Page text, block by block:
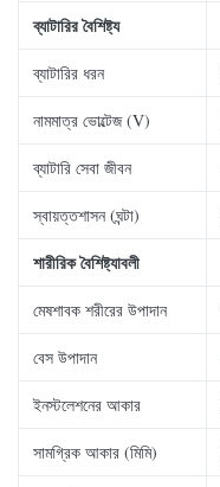
ব্যাটারির বৈশিষ্ট্য
ব্যাটারির ধরন
নামমাত্র ভোল্টেজ (V)
ব্যাটারি সেবা জীবন
স্বায়ত্তশাসন (ঘন্টা)
শারীরিক বৈশিষ্ট্যাবলী
মেষশাবক শরীরের উপাদান
বেস উপাদান
ইনস্টলেশনের আকার
সামগ্রিক আকার (মিমি)